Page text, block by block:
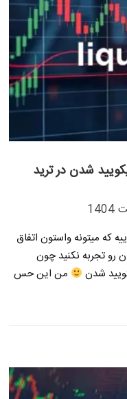
شدن در ترید
که میتونه واستون اتفاق
رو تجربه نکنید چون
شدن
من این حس